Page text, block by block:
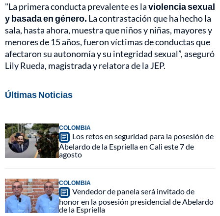
"La primera conducta prevalente es laviolencia sexual
y basada en género. La contrastación que ha hecho la
sala, hasta ahora, muestra que niños y niñas, mayores y
menores de 15 años, fueron víctimas de conductas que
afectaron su autonomía y su integridad sexual”, aseguró
Lily Rueda, magistrada y relatora de la JEP.
Últimas Noticias
COLOMBIA
Los retos en seguridad para la posesión de
Abelardo de la Espriella en Cali este 7 de
agosto
COLOMBIA
Vendedor de panela será invitado de
honor en la posesión presidencial de Abelardo
de la Espriella